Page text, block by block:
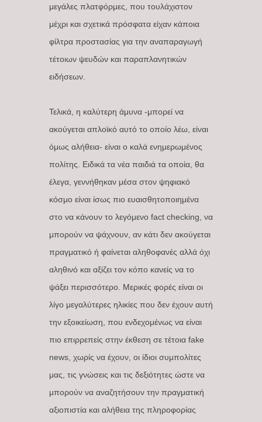
μεγάλες πλατφόρμες, που τουλάχιστον
μέχρι και σχετικά πρόσφατα είχαν κάποια
φίλτρα προστασίας για την αναπαραγωγή
τέτοιων ψευδών και παραπλανητικών
ειδήσεων.
Τελικά, η καλύτερη άμυνα -μπορεί να
ακούγεται απλοϊκό αυτό το οποίο λέω, είναι
όμως αλήθεια- είναι ο καλά ενημερωμένος
πολίτης. Ειδικά τα νέα παιδιά τα οποία, θα
έλεγα, γεννήθηκαν μέσα στον ψηφιακό
κόσμο είναι ίσως πιο ευαισθητοποιημένα
στο να κάνουν το λεγόμενο fact checking, να
μπορούν να ψάχνουν, αν κάτι δεν ακούγεται
πραγματικό ή φαίνεται αληθοφανές αλλά όχι
αληθινό και αξίζει τον κόπο κανείς να το
ψάξει περισσότερο. Μερικές φορές είναι οι
λίγο μεγαλύτερες ηλικίες που δεν έχουν αυτή
την εξοικείωση, που ενδεχομένως να είναι
πιο επιρρεπείς στην έκθεση σε τέτοια fake
news, χωρίς να έχουν, οι ίδιοι συμπολίτες
μας, τις γνώσεις και τις δεξιότητες ώστε να
μπορούν να αναζητήσουν την πραγματική
αξιοπιστία και αλήθεια της πληροφορίας